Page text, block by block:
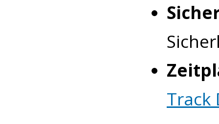
Track